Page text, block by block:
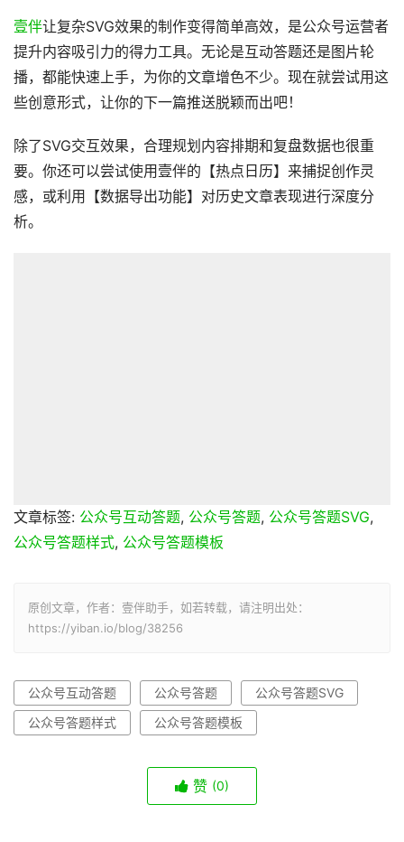
壹伴让复杂SVG效果的制作变得简单高效，是公众号运营者
提升内容吸引力的得力工具。无论是互动答题还是图片轮
播，都能快速上手，为你的文章增色不少。现在就尝试用这
些创意形式，让你的下一篇推送脱颖而出吧！
除了SVG交互效果，合理规划内容排期和复盘数据也很重
要。你还可以尝试使用壹伴的【热点日历】来捕捉创作灵
感，或利用【数据导出功能】对历史文章表现进行深度分
析。
文章标签: 公众号互动答题, 公众号答题, 公众号答题SVG,
公众号答题样式, 公众号答题模板
原创文章，作者：壹伴助手，如若转载，请注明出处：
https://yiban.io/blog/38256
公众号互动答题 公众号答题
公众号答题SVG
公众号答题样式
公众号答题模板
赞 (0)